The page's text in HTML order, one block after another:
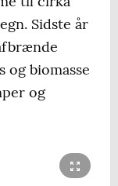
Sidste år
og biomasse
og